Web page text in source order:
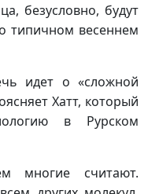
безусловно, будут
типичном весеннем
идет о «сложной
Хатт, который
в Рурском
многие считают.